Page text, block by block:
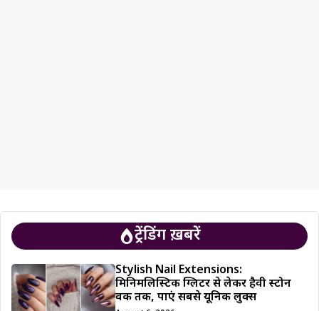
ट्रेंडिंग ख़बरें
Stylish Nail Extensions:
मिनिमलिस्टिक ग्लिटर से लेकर हैवी स्टोन
वर्क तक, पाएं सबसे यूनिक लुक्स